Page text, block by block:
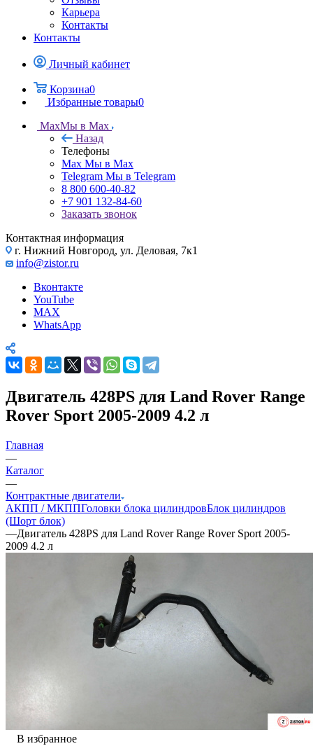
Карьера
Контакты
Контакты
Личный кабинет
Корзина0
Избранные товары0
MaxМы в Max
Назад
Телефоны
Max Мы в Max
Telegram Мы в Telegram
8 800 600-40-82
+7 901 132-84-60
Заказать звонок
Контактная информация
г. Нижний Новгород, ул. Деловая, 7к1
info@zistor.ru
Вконтакте
YouTube
MAX
WhatsApp
Двигатель 428PS для Land Rover Range
Rover Sport 2005-2009 4.2 л
Главная
—
Каталог
—
Контрактные двигатели
АКПП / МКППГоловки блока цилиндровБлок цилиндров
(Шорт блок)
—Двигатель 428PS для Land Rover Range Rover Sport 2005-
2009 4.2 л
В избранное